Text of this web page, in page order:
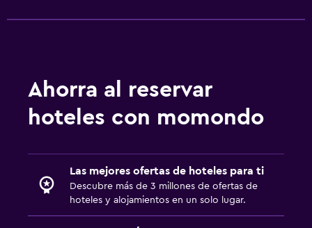
Ahorra al reservar
hoteles con momondo
Las mejores ofertas de hoteles para ti
Descubre más de 3 millones de ofertas de
hoteles y alojamientos en un solo lugar.